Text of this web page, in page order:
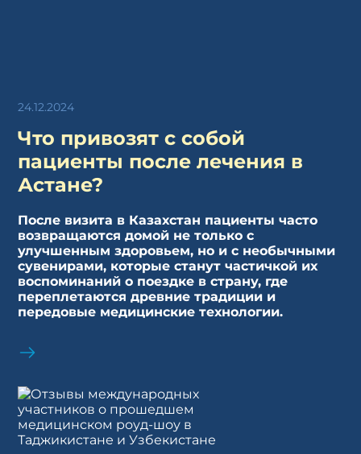
24.12.2024
Что привозят с собой
пациенты после лечения в
Астане?
После визита в Казахстан пациенты часто
возвращаются домой не только с
улучшенным здоровьем, но и с необычными
сувенирами, которые станут частичкой их
воспоминаний о поездке в страну, где
переплетаются древние традиции и
передовые медицинские технологии.